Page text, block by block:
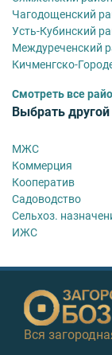
Чагодощенский
Усть-Кубинский
Междуреченский
Кичменгско-
Смотреть все
Выбрать другой
МЖС
Коммерция
Кооператив
Садоводство
Сельхоз.
ИЖС
Вся